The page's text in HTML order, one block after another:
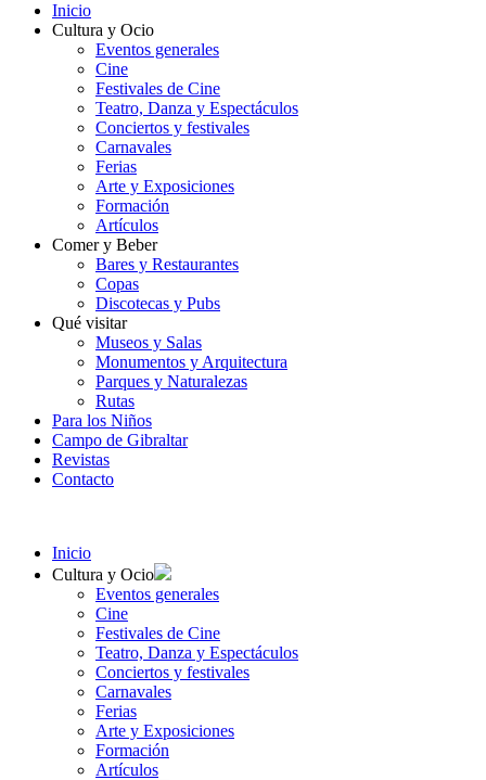
Inicio
Cultura y Ocio
Eventos generales
Cine
Festivales de Cine
Teatro, Danza y Espectáculos
Conciertos y festivales
Carnavales
Ferias
Arte y Exposiciones
Formación
Artículos
Comer y Beber
Bares y Restaurantes
Copas
Discotecas y Pubs
Qué visitar
Museos y Salas
Monumentos y Arquitectura
Parques y Naturalezas
Rutas
Para los Niños
Campo de Gibraltar
Revistas
Contacto
Inicio
Cultura y Ocio
Eventos generales
Cine
Festivales de Cine
Teatro, Danza y Espectáculos
Conciertos y festivales
Carnavales
Ferias
Arte y Exposiciones
Formación
Artículos